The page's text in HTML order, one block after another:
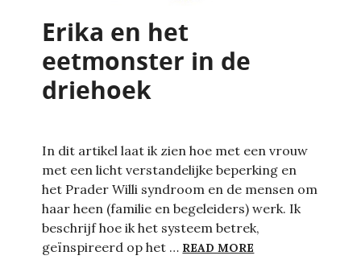
Erika en het
eetmonster in de
driehoek
In dit artikel laat ik zien hoe met een vrouw
met een licht verstandelijke beperking en
het Prader Willi syndroom en de mensen om
haar heen (familie en begeleiders) werk. Ik
beschrijf hoe ik het systeem betrek,
geïnspireerd op het … READ MORE